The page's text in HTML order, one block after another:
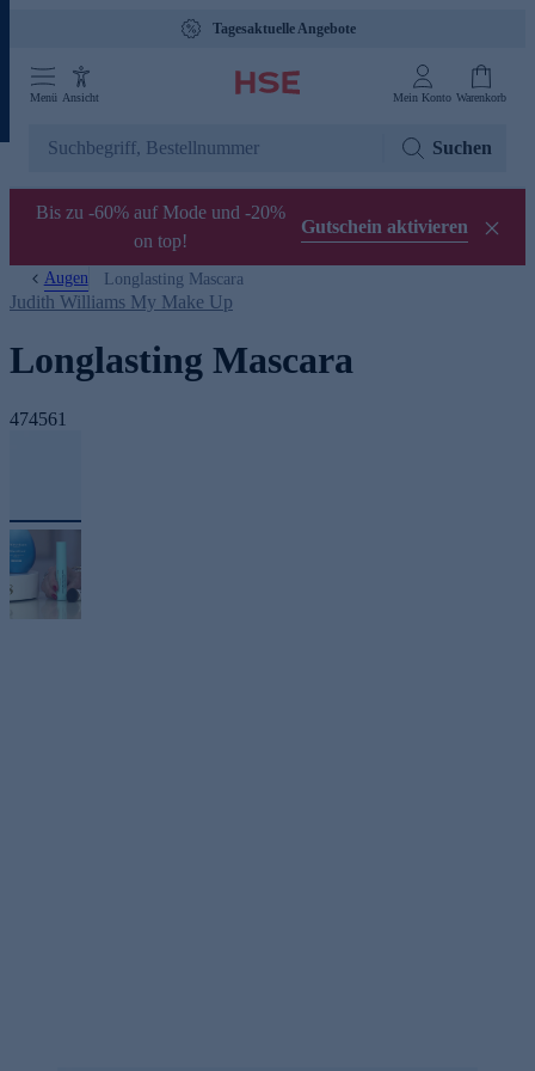
Tagesaktuelle Angebote
Menü Ansicht Mein Konto Warenkorb
Suchen
Bis zu -60% auf Mode und -20%
on top!
Gutschein aktivieren
Augen Longlasting Mascara
Judith Williams My Make Up
Longlasting Mascara
474561